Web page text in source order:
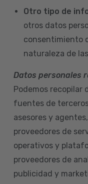
Otro tipo de
otros datos
consentimiento
naturaleza de
Datos personales
Podemos recopilar
fuentes de
asesores y
proveedores de
operativos y
proveedores de
publicidad y